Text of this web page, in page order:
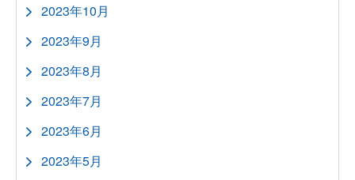
2023年10月
2023年9月
2023年8月
2023年7月
2023年6月
2023年5月